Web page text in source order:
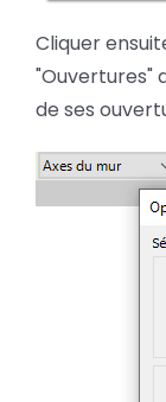
Cliquer
"Ouvertures"
de ses